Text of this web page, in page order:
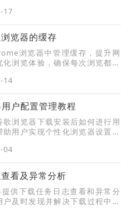
17
览器的缓存
浏览器中管理缓存，提升网
浏览体验，确保每次浏览都更
14
户配置管理教程
歌浏览器下载安装后如何进行用
助用户实现个性化浏览器设置，
04
看及异常分析
供下载任务日志查看和异常分
及时发现并解决下载过程中的